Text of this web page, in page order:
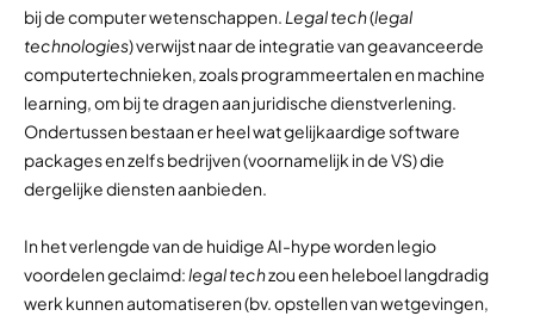
bij de computer wetenschappen. Legal tech(legal
technologies) verwijst naar de integratie van geavanceerde
computertechnieken, zoals programmeertalen en machine
learning, om bij te dragen aan juridische dienstverlening.
Ondertussen bestaan er heel wat gelijkaardige software
packages en zelfs bedrijven (voornamelijk in de VS) die
dergelijke diensten aanbieden.
In het verlengde van de huidige AI-hype worden legio
voordelen geclaimd:legal techzou een heleboel langdradig
werk kunnen automatiseren (bv. opstellen van wetgevingen,